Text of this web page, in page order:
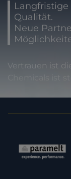
Qualität.
Neue
Vertrauen ist
Chemicals ist
unsere
Erweiterung